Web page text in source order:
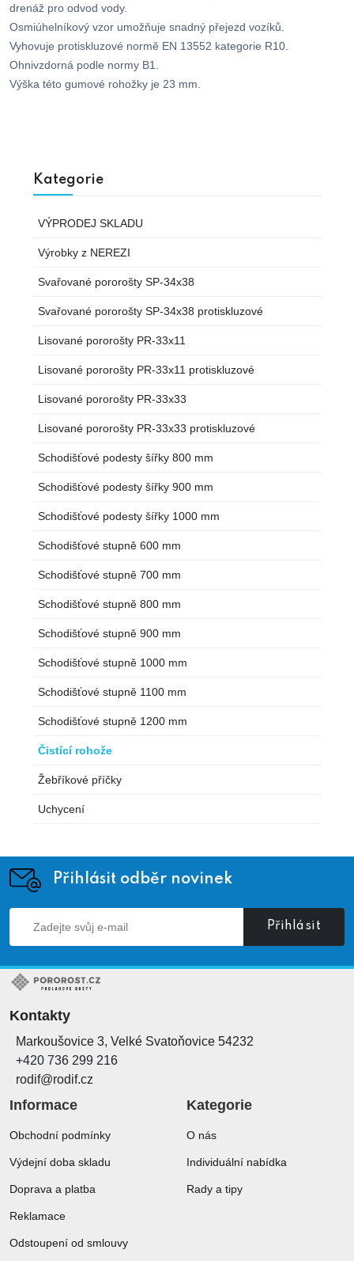
drenáž pro odvod vody.
Osmiúhelníkový vzor umožňuje snadný přejezd vozíků.
Vyhovuje protiskluzové normě EN 13552 kategorie R10.
Ohnivzdorná podle normy B1.
Výška této gumové rohožky je 23 mm.
Kategorie
VÝPRODEJ SKLADU
Výrobky z NEREZI
Svařované pororošty SP-34x38
Svařované pororošty SP-34x38 protiskluzové
Lisované pororošty PR-33x11
Lisované pororošty PR-33x11 protiskluzové
Lisované pororošty PR-33x33
Lisované pororošty PR-33x33 protiskluzové
Schodišťové podesty šířky 800 mm
Schodišťové podesty šířky 900 mm
Schodišťové podesty šířky 1000 mm
Schodišťové stupně 600 mm
Schodišťové stupně 700 mm
Schodišťové stupně 800 mm
Schodišťové stupně 900 mm
Schodišťové stupně 1000 mm
Schodišťové stupně 1100 mm
Schodišťové stupně 1200 mm
Čistící rohože
Žebříkové příčky
Uchycení
Přihlásit odběr novinek
Přihlásit
Kontakty
Markoušovice 3, Velké Svatoňovice 54232
+420 736 299 216
rodif@rodif.cz
Informace
Obchodní podmínky
Výdejní doba skladu
Doprava a platba
Reklamace
Odstoupení od smlouvy
Kategorie
O nás
Individuální nabídka
Rady a tipy